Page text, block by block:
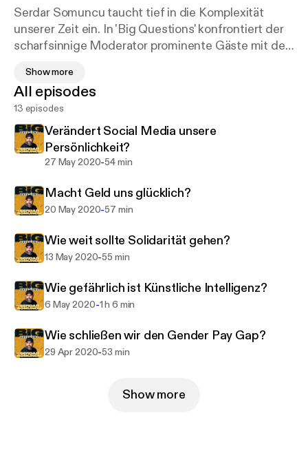
Serdar Somuncu taucht tief in die Komplexität
unserer Zeit ein. In 'Big Questions' konfrontiert der
scharfsinnige Moderator prominente Gäste mit den
Organtransplantationen bis Klimawandel, von
Polyamorie bis zur Macht der Lobbyisten – jede
Episode verspricht kontroverse Debatten und
überraschende Einsichten. Somuncus
messerscharfer Intellekt trifft auf fundierte
Expertenmeinungen und schafft so einen Raum für
gesellschaftliche Tabus, politische
Herausforderungen und ethische Dilemmata unter
mehr als ein Podcast; es ist eine Denkwerkstatt für
alle, die den Status quo hinterfragen und neue
Perspektiven suchen. Lassen Sie sich von Serdar
Somuncu zu kritischem Denken inspirieren und
entdecken Sie die Vielschichtigkeit unserer Welt.
Show more
All episodes
13 episodes
Verändert Social Media unsere
Persönlichkeit?
27 May 2020-54 min
Macht Geld uns glücklich?
20 May 2020-57 min
Wie weit sollte Solidarität gehen?
13 May 2020-55 min
Wie gefährlich ist Künstliche Intelligenz?
6 May 2020-1 h 6 min
Wie schließen wir den Gender Pay Gap?
29 Apr 2020-53 min
Show more